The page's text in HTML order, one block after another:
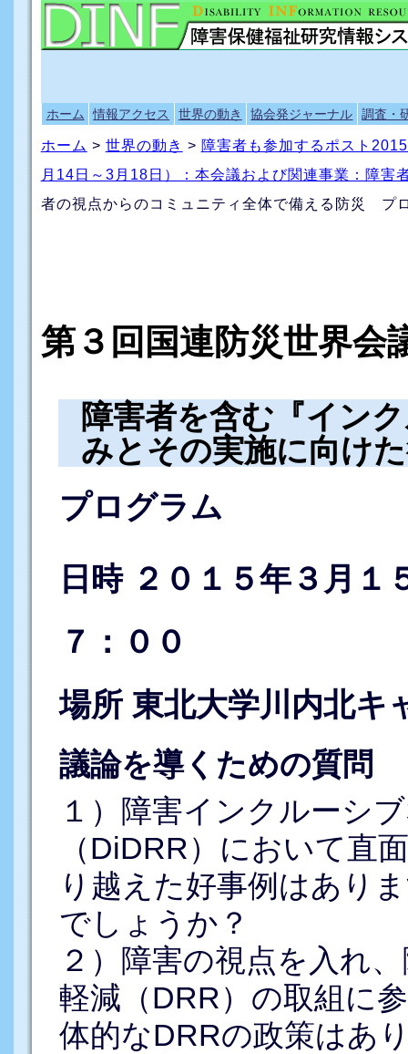
ホーム 情報アクセス 世界の動き 協会発ジャーナル 調査・
ホーム > 世界の動き > 障害者も参加するポスト
月14日～3月18日）：本会議および関連事業：障害
者の視点からのコミュニティ全体で備える防災 プ
第３回国連防災世界会
障害者を含む『イン
みとその実施に向け
プログラム
日時 ２０１５年３月１
７：００
場所 東北大学川内北
議論を導くための質問
１）障害インクルーシ
（DiDRR）において直
り越えた好事例はあり
でしょうか？
２）障害の視点を入れ
軽減（DRR）の取組に
体的なDRRの政策はあ